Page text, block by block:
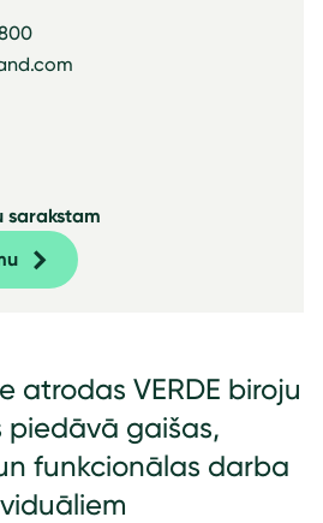
sarakstam
atrodas VERDE biroju
piedāvā gaišas,
funkcionālas darba